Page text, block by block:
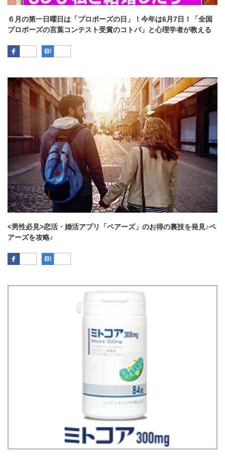
６月の第一日曜日は「プロポーズの日」！今年は6月7日！「全国
プロポーズの言葉コンテスト受賞のコトバ」と心理学者が教える
Facebook
<男性必見>恋活・婚活アプリ「ペアーズ」のお得の裏技を発見♪ペ
アーズを攻略♪
Facebook